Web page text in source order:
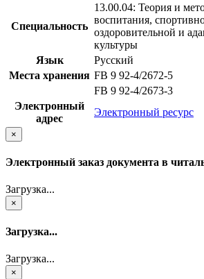
Специальность
13.00.04: Теория и
воспитания,
оздоровительной и
культуры
Язык
Русский
Места хранения FB 9 92-4/2672-5
FB 9 92-4/2673-3
Электронный
адрес
Электронный ресурс
×
Электронный заказ документа в
Загрузка...
×
Загрузка...
Загрузка...
×